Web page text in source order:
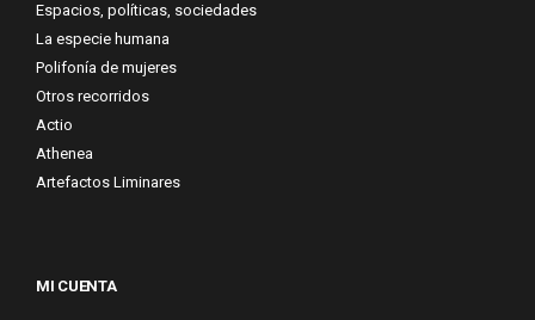
Espacios, políticas, sociedades
La especie humana
Polifonía de mujeres
Otros recorridos
Actio
Athenea
Artefactos Liminares
MI CUENTA